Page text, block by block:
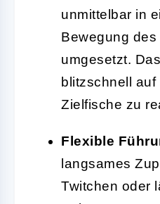
unmittelbar in
Bewegung des
umgesetzt.
blitzschnell
Zielfische zu
Flexible
langsames
Twitchen oder